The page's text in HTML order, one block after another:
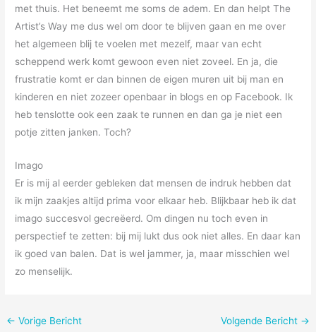
met thuis. Het beneemt me soms de adem. En dan helpt The
Artist’s Way me dus wel om door te blijven gaan en me over
het algemeen blij te voelen met mezelf, maar van echt
scheppend werk komt gewoon even niet zoveel. En ja, die
frustratie komt er dan binnen de eigen muren uit bij man en
kinderen en niet zozeer openbaar in blogs en op Facebook. Ik
heb tenslotte ook een zaak te runnen en dan ga je niet een
potje zitten janken. Toch?
Imago
Er is mij al eerder gebleken dat mensen de indruk hebben dat
ik mijn zaakjes altijd prima voor elkaar heb. Blijkbaar heb ik dat
imago succesvol gecreëerd. Om dingen nu toch even in
perspectief te zetten: bij mij lukt dus ook niet alles. En daar kan
ik goed van balen. Dat is wel jammer, ja, maar misschien wel
zo menselijk.
← Vorige Bericht Volgende Bericht →